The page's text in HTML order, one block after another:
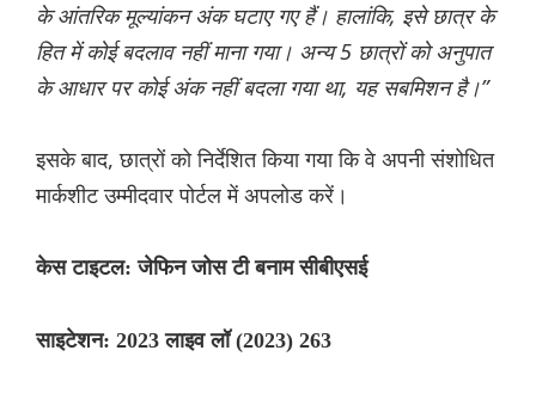
के आंतरिक मूल्यांकन अंक घटाए गए हैं। हालांकि, इसे छात्र के
हित में कोई बदलाव नहीं माना गया। अन्य 5 छात्रों को अनुपात
के आधार पर कोई अंक नहीं बदला गया था, यह सबमिशन है।”
इसके बाद, छात्रों को निर्देशित किया गया कि वे अपनी संशोधित
मार्कशीट उम्मीदवार पोर्टल में अपलोड करें।
केस टाइटल: जेफिन जोस टी बनाम सीबीएसई
साइटेशन: 2023 लाइव लॉ (2023) 263